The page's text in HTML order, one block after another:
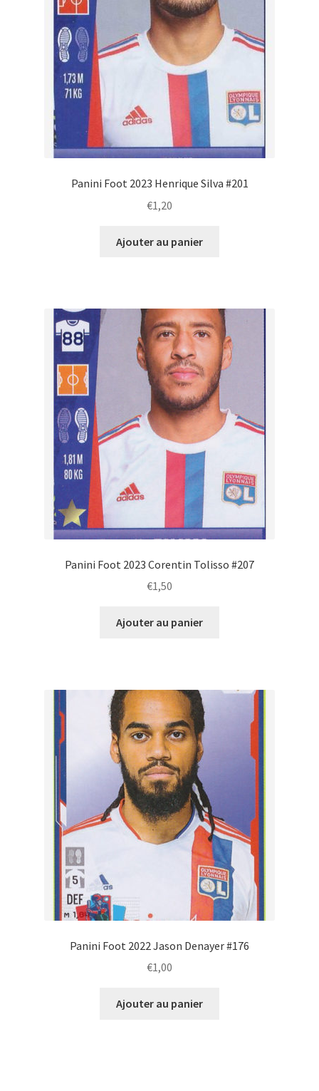
Panini Foot 2023 Henrique Silva #201
€1,20
Ajouter au panier
Panini Foot 2023 Corentin Tolisso #207
€1,50
Ajouter au panier
Panini Foot 2022 Jason Denayer #176
€1,00
Ajouter au panier